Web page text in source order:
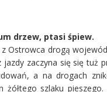
drzew, ptasi śpiew.
Ostrowca drogą
zaczyna się się tuż
a na drogach
szlaku